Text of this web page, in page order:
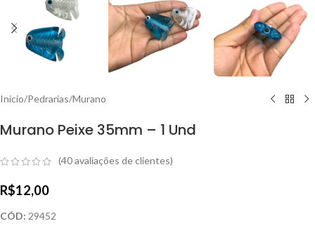
Início/Pedrarias/Murano
Murano Peixe 35mm – 1 Und
(40avaliações de clientes)
R$12,00
CÓD: 29452